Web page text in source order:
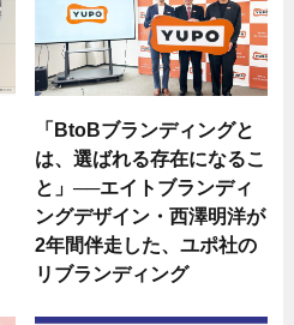
「BtoBブランディングと
は、選ばれる存在になるこ
と」──エイトブランディ
ングデザイン・西澤明洋が
2年間伴走した、ユポ社の
リブランディング